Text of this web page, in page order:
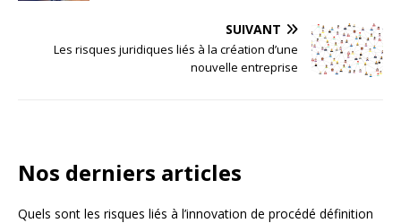
SUIVANT
Les risques juridiques liés à la création d’une
nouvelle entreprise
Nos derniers articles
Quels sont les risques liés à l’innovation de procédé définition